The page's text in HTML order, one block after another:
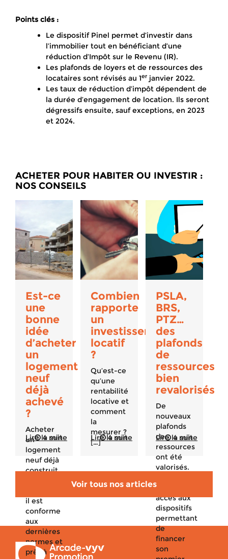
Points clés :
Le dispositif Pinel permet d’investir dans
l’immobilier tout en bénéficiant d’une
réduction d’Impôt sur le Revenu (IR).
Les plafonds de loyers et de ressources des
locataires sont révisés au 1er janvier 2022.
Les taux de réduction d’impôt dépendent de
la durée d’engagement de location. Ils seront
dégressifs ensuite, sauf exceptions, en 2023
et 2024.
ACHETER POUR HABITER OU INVESTIR :
NOS CONSEILS
Est-ce
une
bonne
idée
d’acheter
un
logement
neuf
déjà
achevé
?
Acheter
un
logement
neuf déjà
construit
il est
conforme
aux
dernières
normes et
prêt à
Lire la suite
4 min
Combien
rapporte
un
investissement
locatif
?
Qu’est-ce
qu’une
rentabilité
locative et
comment
la
mesurer ?
[…]
Lire la suite
4 min
PSLA,
BRS,
PTZ…
des
plafonds
de
ressources
bien
revalorisés
De
nouveaux
plafonds
de
ressources
ont été
valorisés.
avoir
accès aux
dispositifs
permettant
de
financer
son
Lire la suite
4 min
Voir tous nos articles